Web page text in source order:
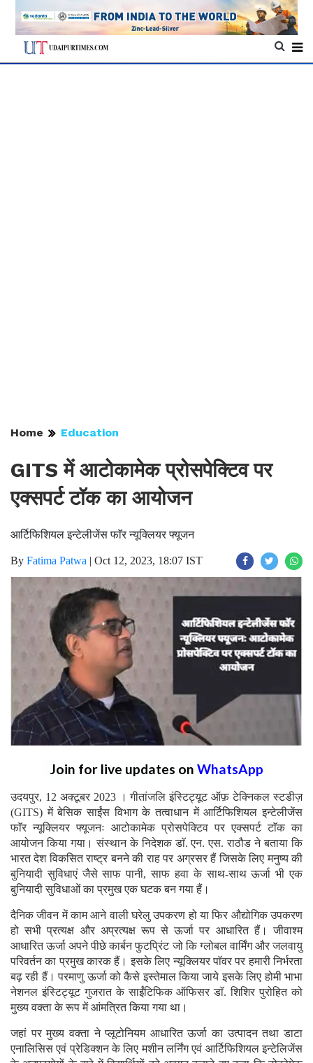
Home Education
GITS में आटोकामेक प्रोसपेक्टिव पर
एक्सपर्ट टाॅक का आयोजन
आर्टिफिशियल इन्टेलीजेंस फाॅर न्यूक्लियर फ्यूजन
By Fatima Patwa | Oct 12, 2023, 18:07 IST
Join for live updates on WhatsApp
उदयपुर, 12 अक्टूबर 2023 । गीतांजलि इंस्टिट्यूट ऑफ़ टेक्निकल स्टडीज़
(GITS) में बेसिक साईंस विभाग के तत्वाधान में आर्टिफिशियल इन्टेलीजेंस
फाॅर न्यूक्लियर फ्यूजनः आटोकामेक प्रोसपेक्टिव पर एक्सपर्ट टाॅक का
आयोजन किया गया। संस्थान के निदेशक डाॅ. एन. एस. राठौड ने बताया कि
भारत देश विकसित राष्ट्र बनने की राह पर अग्रसर हैं जिसके लिए मनुष्य की
बुनियादी सुविधाएं जैसे साफ पानी, साफ हवा के साथ-साथ ऊर्जा भी एक
बुनियादी सुविधाओं का प्रमुख एक घटक बन गया हैं।
दैनिक जीवन में काम आने वाली घरेलु उपकरण हो या फिर औद्योगिक उपकरण
हो सभी प्रत्यक्ष और अप्रत्यक्ष रूप से ऊर्जा पर आधारित हैं। जीवाश्म
आधारित ऊर्जा अपने पीछे कार्बन फुटप्रिंट जो कि ग्लोबल वार्मिंग और जलवायु
परिवर्तन का प्रमुख कारक हैं। इसके लिए न्यूक्लियर पाॅवर पर हमारी निर्भरता
बढ़ रही हैं। परमाणु ऊर्जा को कैसे इस्तेमाल किया जाये इसके लिए होमी भाभा
नेशनल इंस्टिट्यूट गुजरात के साईंटिफिक ऑफिसर डाॅ. शिशिर पुरोहित को
मुख्य वक्ता के रूप में आंमत्रित किया गया था।
जहां पर मुख्य वक्ता ने प्लूटोनियम आधारित ऊर्जा का उत्पादन तथा डाटा
एनालिसिस एवं प्रेडिक्शन के लिए मशीन लर्निंग एवं आर्टिफिशियल इन्टेलिजेंस